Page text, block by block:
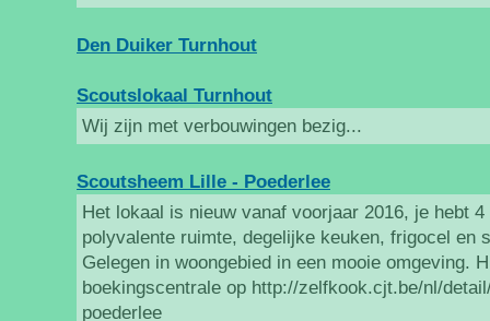
Den Duiker Turnhout
Scoutslokaal Turnhout
Wij zijn met verbouwingen bezig...
Scoutsheem Lille - Poederlee
Het lokaal is nieuw vanaf voorjaar 2016, je hebt
polyvalente ruimte, degelijke keuken, frigocel en
Gelegen in woongebied in een mooie omgeving.
boekingscentrale op http://zelfkook.cjt.be/nl/
poederlee